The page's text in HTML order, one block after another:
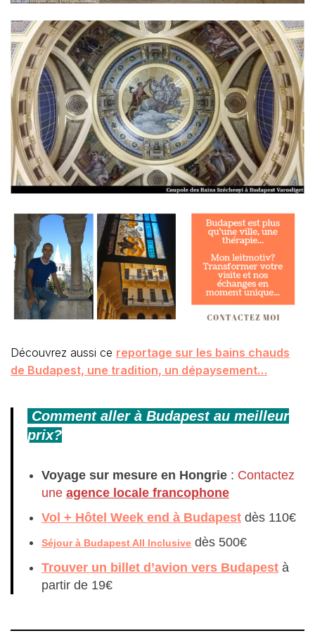
Découvrez aussi ce reportage sur les bains chauds
de Budapest, une tradition, un dépaysement…
Comment aller à Budapest au meilleur
prix?
Voyage sur mesure en Hongrie : Contactez
une agence locale francophone
Vol + Hôtel Week end à Budapest dès 110€
Séjour à Budapest All Inclusive dès 500€
Trouver un billet d’avion vers Budapest à
partir de 19€